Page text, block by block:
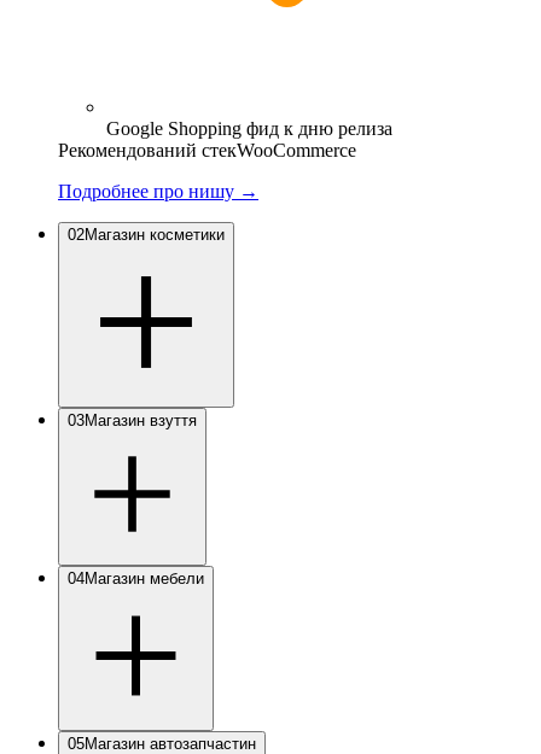
Google Shopping фид к дню релиза
Рекомендований стекWooCommerce
Подробнее про нишу →
02Магазин косметики
03Магазин взуття
04Магазин мебели
05Магазин автозапчастин